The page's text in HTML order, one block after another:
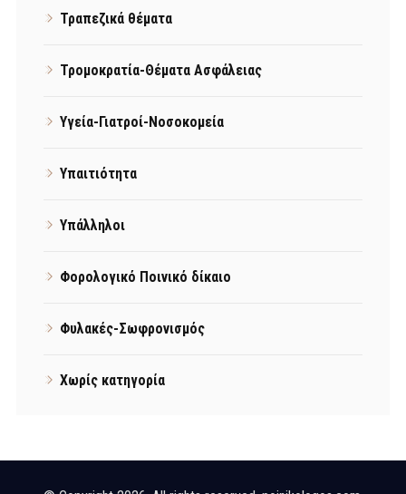
Τραπεζικά θέματα
Τρομοκρατία-Θέματα Ασφάλειας
Υγεία-Γιατροί-Νοσοκομεία
Υπαιτιότητα
Υπάλληλοι
Φορολογικό Ποινικό δίκαιο
Φυλακές-Σωφρονισμός
Χωρίς κατηγορία